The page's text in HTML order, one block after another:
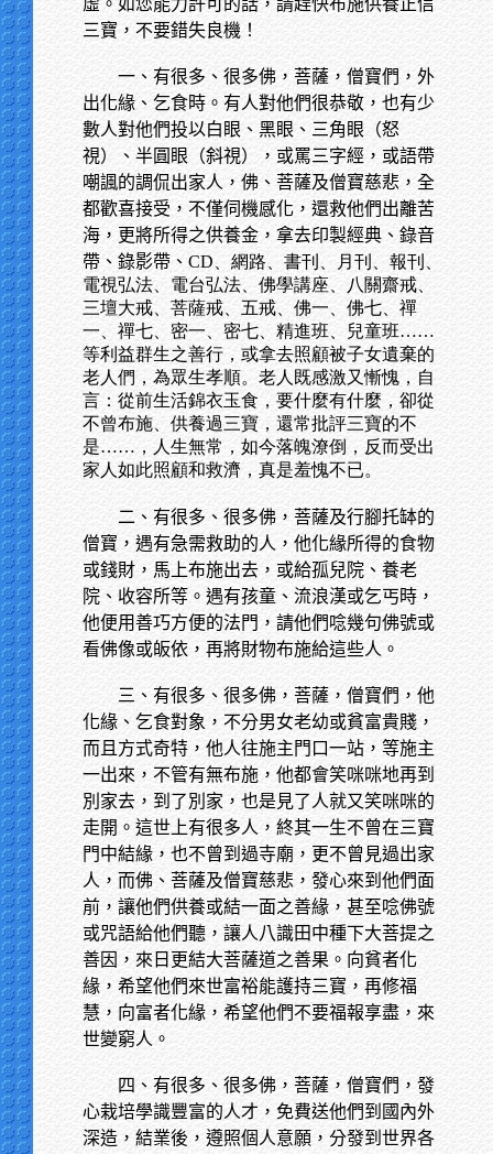
虛。如您能力許可的話，請趕快布施供養正信
三寶，不要錯失良機！
一、有很多、很多佛，菩薩，僧寶們，外
出化緣、乞食時。有人對他們很恭敬，也有少
數人對他們投以白眼、黑眼、三角眼（怒
視）、半圓眼（斜視），或罵三字經，或語帶
嘲諷的調侃出家人，佛、菩薩及僧寶慈悲，全
都歡喜接受，不僅伺機感化，還救他們出離苦
海，更將所得之供養金，拿去印製經典、錄音
帶、錄影帶、 CD、網路、書刊、月刊、報刊、
電視弘法、電台弘法、佛學講座、八關齋戒、
三壇大戒、菩薩戒、五戒、佛一、佛七、禪
一、禪七、密一、密七、精進班、兒童班……
等利益群生之善行，或拿去照顧被子女遺棄的
老人們，為眾生孝順。老人既感激又慚愧，自
言：從前生活錦衣玉食，要什麼有什麼，卻從
不曾布施、供養過三寶，還常批評三寶的不
是……，人生無常，如今落魄潦倒，反而受出
家人如此照顧和救濟，真是羞愧不已。
二、有很多、很多佛，菩薩及行腳托缽的
僧寶，遇有急需救助的人，他化緣所得的食物
或錢財，馬上布施出去，或給孤兒院、養老
院、收容所等。遇有孩童、流浪漢或乞丐時，
他便用善巧方便的法門，請他們唸幾句佛號或
看佛像或皈依，再將財物布施給這些人。
三、有很多、很多佛，菩薩，僧寶們，他
化緣、乞食對象，不分男女老幼或貧富貴賤，
而且方式奇特，他人往施主門口一站，等施主
一出來，不管有無布施，他都會笑咪咪地再到
別家去，到了別家，也是見了人就又笑咪咪的
走開。這世上有很多人，終其一生不曾在三寶
門中結緣，也不曾到過寺廟，更不曾見過出家
人，而佛、菩薩及僧寶慈悲，發心來到他們面
前，讓他們供養或結一面之善緣，甚至唸佛號
或咒語給他們聽，讓人八識田中種下大菩提之
善因，來日更結大菩薩道之善果。向貧者化
緣，希望他們來世富裕能護持三寶，再修福
慧，向富者化緣，希望他們不要福報享盡，來
世變窮人。
四、有很多、很多佛，菩薩，僧寶們，發
心栽培學識豐富的人才，免費送他們到國內外
深造，結業後，遵照個人意願，分發到世界各